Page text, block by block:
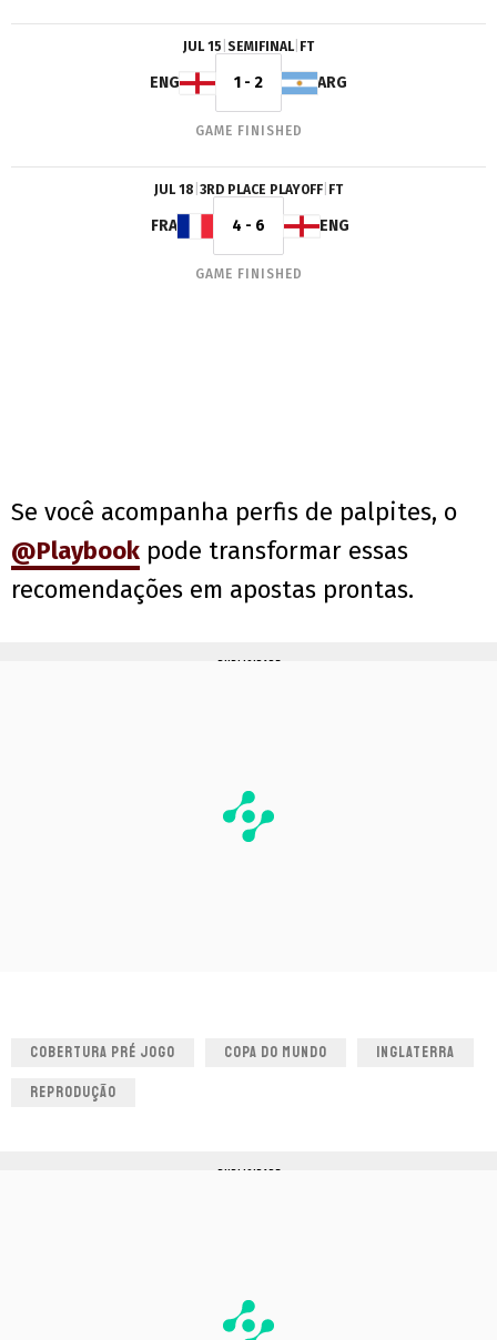
Se você acompanha perfis de palpites, o
@Playbook pode transformar essas
recomendações em apostas prontas.
PUBLICIDADE
COBERTURA PRÉ JOGO COPA DO MUNDO INGLATERRA
REPRODUÇÃO
PUBLICIDADE